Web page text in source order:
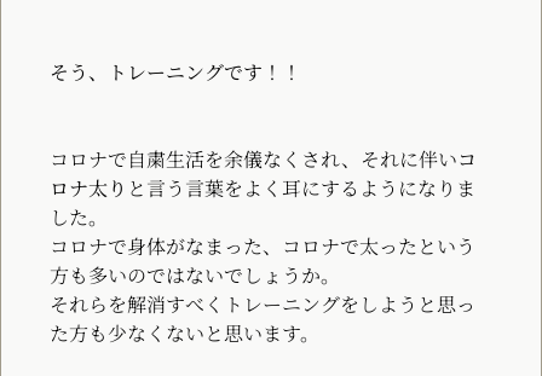
そう、トレーニングです！！
コロナで自粛生活を余儀なくされ、それに伴いコ
ロナ太り と言う言葉をよく耳にするようになりま
した。
コロナで身体がなまった、コロナで太ったという
方も多いのではないでしょうか。
それらを解消すべくトレーニングをしようと思っ
た方も少なくないと思います。